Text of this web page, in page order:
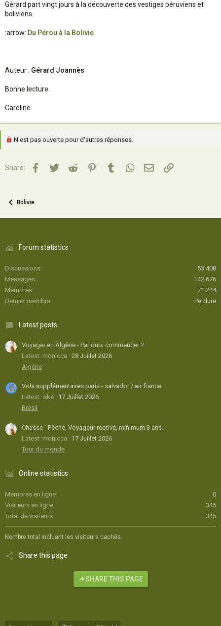
Gérard part vingt jours à la découverte des vestiges péruviens et
boliviens.
:arrow: Du Pérou à la Bolivie
Auteur : Gérard Joannès
Bonne lecture
Caroline
N'est pas ouverte pour d'autres réponses.
Share: Facebook
TwitterReddit PinterestTumblrWhatsApp
Email Lien
Bolivie
Forum statistics
Discussions
53 408
Messages
142 676
Membres
71 244
Dernier membre
Perdure
Latest posts
Voyager en Algérie - Par quoi commencer ?
Latest: monicca
28 Juillet 2026
Algérie
Vols supplémentaires paris - salvador / air france
Latest: ixke
17 Juillet 2026
Brésil
Chasse - Pêche, Voyageur motivé, minimum 3 ans.
Latest: monicca
17 Juillet 2026
Tour du monde
Online statistics
Membres en ligne
0
Visiteurs en ligne
345
Total de visiteurs
345
Nombre total incluant les visiteurs cachés.
Share this page
SHARE THIS PAGE